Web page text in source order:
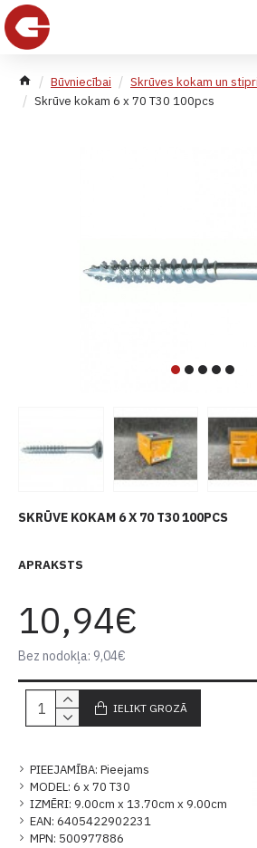
Būvniecībai
Skrūves kokam un
Skrūve kokam 6 x 70 T30 100pcs
SKRŪVE KOKAM 6 X 70 T30 100PCS
APRAKSTS
PIEEJAMĪBA: Pieejams
MODEL: 6 x 70 T30
IZMĒRI: 9.00cm x 13.70cm x 9.00cm
EAN: 6405422902231
MPN: 500977886
10,94€
Bez nodokļa: 9,04€
IELIKT GROZĀ